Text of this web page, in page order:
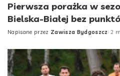
Pierwsza porażka w
Bielska-Białej bez
Posted
Napisane przez Zawisza Bydgoszcz 2